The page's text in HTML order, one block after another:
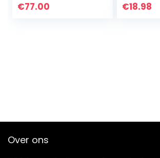
€77.00 €18.98
Over ons